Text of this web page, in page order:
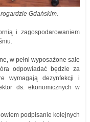
Gdańskim.
i zagospodarowaniem
w pełni wyposażone sale
odpowiadać będzie za
wymagają dezynfekcji i
ds. ekonomicznych w
podpisanie kolejnych